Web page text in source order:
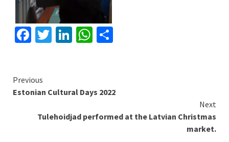
Facebook
Twitter
LinkedIn
WhatsApp
Continue
Reading
Previous
Estonian Cultural Days 2022
Next
Tulehoidjad performed at the Latvian Christmas
market.